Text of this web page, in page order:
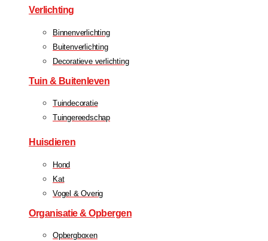
Verlichting
Binnenverlichting
Buitenverlichting
Decoratieve verlichting
Tuin & Buitenleven
Tuindecoratie
Tuingereedschap
Huisdieren
Hond
Kat
Vogel & Overig
Organisatie & Opbergen
Opbergboxen